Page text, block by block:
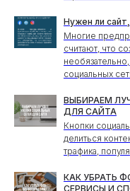
Нужен ли
Многие
считают, что
социальных
ВЫБИРАЕМ
ДЛЯ САЙТА
Кнопки
делиться
трафика,
КАК УБРАТЬ
СЕРВИСЫ И